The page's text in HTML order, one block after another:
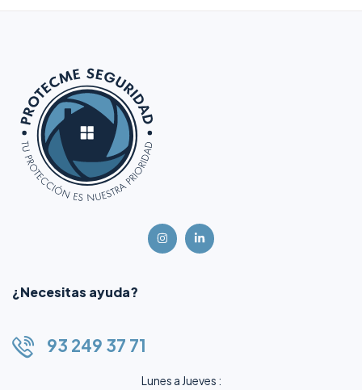
¿Necesitas ayuda?
93 249 37 71
Lunes a Jueves :